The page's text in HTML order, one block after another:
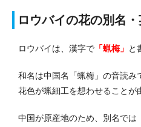
ロウバイの花の別名
ロウバイは、漢字で 「蝋梅」 と
和名は中国名「蝋梅」の音読み
花色が蝋細工を想わせることが
中国が原産地のため、別名では